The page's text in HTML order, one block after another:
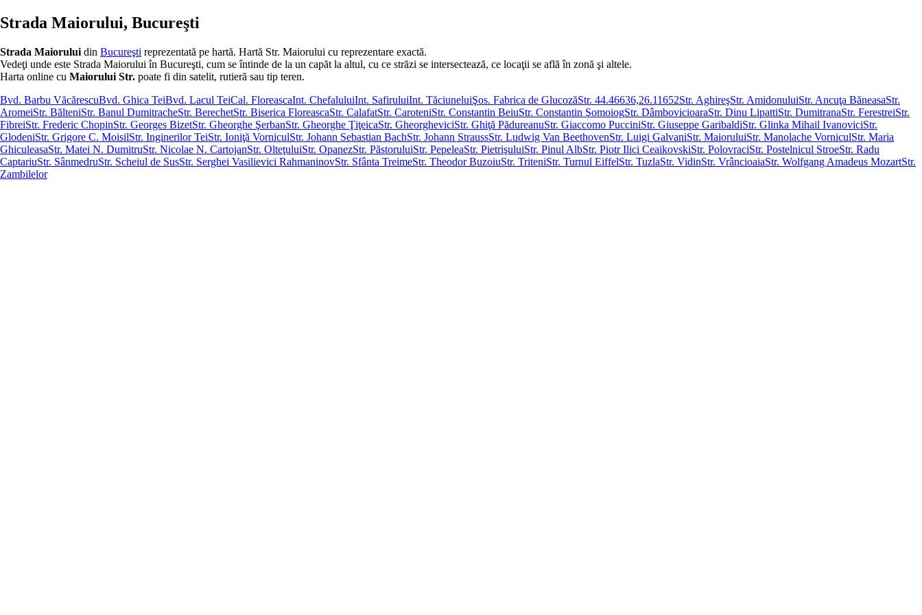
Strada Maiorului, Bucureşti
Strada Maiorului din Bucureşti reprezentată pe hartă. Hartă Str. Maiorului cu reprezentare exactă.
Vedeţi unde este Strada Maiorului în Bucureşti, cum se întinde de la un capăt la altul, cu ce străzi se intersectează, ce locaţii se află în zonă şi altele.
Harta online cu Maiorului Str. poate fi din satelit, rutieră sau tip teren.
Bvd. Barbu VăcărescuBvd. Ghica TeiBvd. Lacul TeiCal. FloreascaInt. ChefaluluiInt. SafiruluiInt. TăciuneluiŞos. Fabrica de GlucozăStr. 44.46636,26.11652Str. AghireşStr. AmidonuluiStr. Ancuţa BăneasaStr.
AromeiStr. BălteniStr. Banul DumitracheStr. BerechetStr. Biserica FloreascaStr. CalafatStr. CaroteniStr. Constantin BeiuStr. Constantin ŞomoiogStr. DâmbovicioaraStr. Dinu LipattiStr. DumitranaStr. FerestreiStr.
FibreiStr. Frederic ChopinStr. Georges BizetStr. Gheorghe ŞerbanStr. Gheorghe ŢiţeicaStr. GheorgheviciStr. Ghiţă PădureanuStr. Giaccomo PucciniStr. Giuseppe GaribaldiStr. Glinka Mihail IvanoviciStr.
GlodeniStr. Grigore C. MoisilStr. Inginerilor TeiStr. Ioniţă VorniculStr. Johann Sebastian BachStr. Johann StraussStr. Ludwig Van BeethovenStr. Luigi GalvaniStr. MaioruluiStr. Manolache VorniculStr. Maria
GhiculeasaStr. Matei N. DumitruStr. Nicolae N. CartojanStr. OlteţuluiStr. OpanezStr. PăstoruluiStr. PepeleaStr. PietrişuluiStr. Pinul AlbStr. Piotr Ilici CeaikovskiStr. PolovraciStr. Postelnicul StroeStr. Radu
CaptariuStr. SânmedruStr. Scheiul de SusStr. Serghei Vasilievici RahmaninovStr. Sfânta TreimeStr. Theodor BuzoiuStr. TriteniStr. Turnul EiffelStr. TuzlaStr. VidinStr. VrâncioaiaStr. Wolfgang Amadeus MozartStr.
Zambilelor